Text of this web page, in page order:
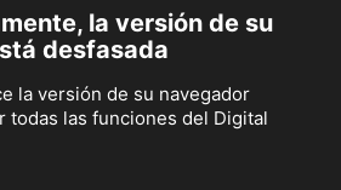
la versión de su
desfasada
la versión de su navegador
todas las funciones del Digital